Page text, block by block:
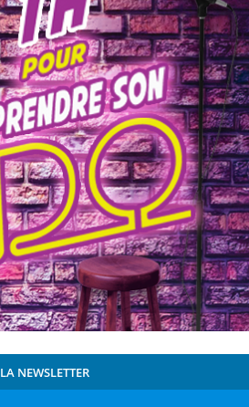
LA NEWSLETTER